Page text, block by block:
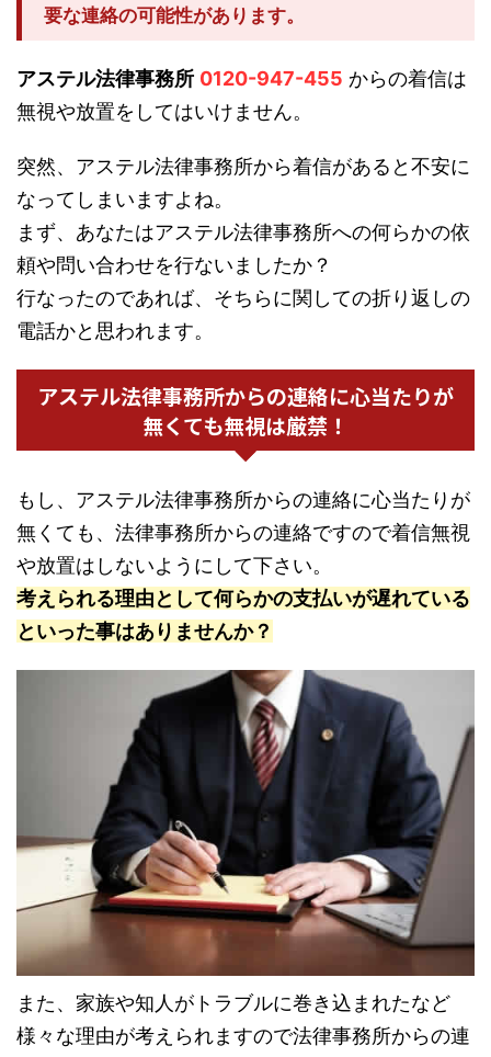
要な連絡の可能性があります。
アステル法律事務所 0120-947-455 からの着信は
無視や放置をしてはいけません。
突然、アステル法律事務所から着信があると不安に
なってしまいますよね。
まず、あなたはアステル法律事務所への何らかの依
頼や問い合わせを行ないましたか？
行なったのであれば、そちらに関しての折り返しの
電話かと思われます。
アステル法律事務所からの連絡に心当たりが
無くても無視は厳禁！
もし、アステル法律事務所からの連絡に心当たりが
無くても、法律事務所からの連絡ですので着信無視
や放置はしないようにして下さい。
考えられる理由として何らかの支払いが遅れている
といった事はありませんか？
また、家族や知人がトラブルに巻き込まれたなど
様々な理由が考えられますので法律事務所からの連